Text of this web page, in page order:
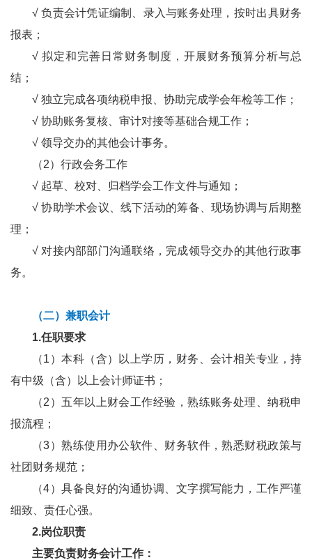
√负责会计凭证编制、录入与账务处理，按时出具财务
报表；
√ 拟定和完善日常财务制度，开展财务预算分析与总
结；
√ 独立完成各项纳税申报、协助完成学会年检等工作；
√ 协助账务复核、审计对接等基础合规工作；
√ 领导交办的其他会计事务。
（2）行政会务工作
√ 起草、校对、归档学会工作文件与通知；
√协助学术会议、线下活动的筹备、现场协调与后期整
理；
√ 对接内部部门沟通联络，完成领导交办的其他行政事
务。
（二）兼职会计
1.任职要求
（1）本科（含）以上学历，财务、会计相关专业，持
有中级（含）以上会计师证书；
（2）五年以上财会工作经验，熟练账务处理、纳税申
报流程；
（3）熟练使用办公软件、财务软件，熟悉财税政策与
社团财务规范；
（4）具备良好的沟通协调、文字撰写能力，工作严谨
细致、责任心强。
2.岗位职责
主要负责财务会计工作：